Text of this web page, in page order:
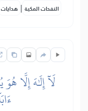
النفحات المكية | هدايات
لَآ إِلَٰهَ إِلَّا